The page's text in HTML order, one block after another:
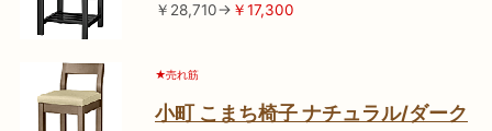
￥28,710→ ￥17,300
★売れ筋
小町 こまち椅子 ナチュラル/ダーク